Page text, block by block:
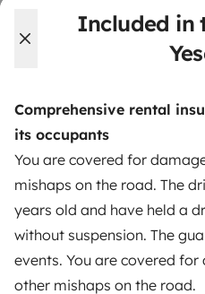
Included in
Comprehensive rental
its occupants
You are covered for
mishaps on the road. The
years old and have held a
without suspension. The
events. You are covered
other mishaps on the road.
Instagram Pinterest
TRAVELLERS
How it works
Hire a motorhome
Driving a motorhome for
Reviews from our users